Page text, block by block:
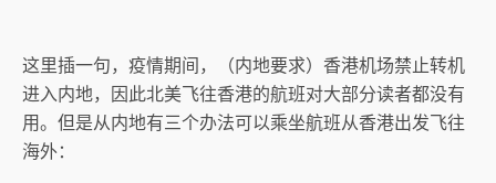
这里插一句，疫情期间，（内地要求）香港机场禁止转机
进入内地，因此北美飞往香港的航班对大部分读者都没有
用。但是从内地有三个办法可以乘坐航班从香港出发飞往
海外：